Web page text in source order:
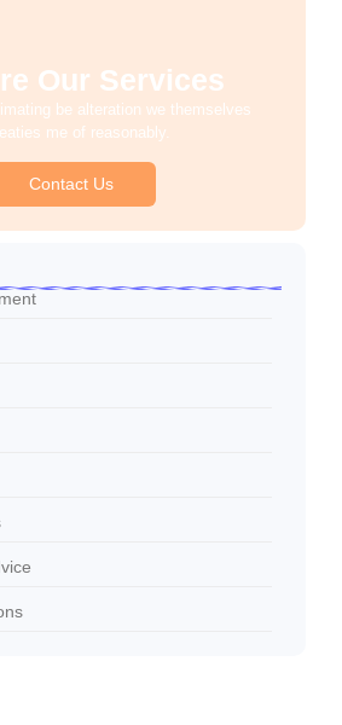
Our Services
be alteration we themselves
me of reasonably.
Contact Us